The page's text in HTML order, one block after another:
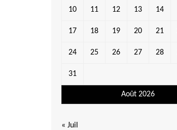
Août 2026
10 11 12 13 14
17 18 19 20 21
24 25 26 27 28
31
« Juil